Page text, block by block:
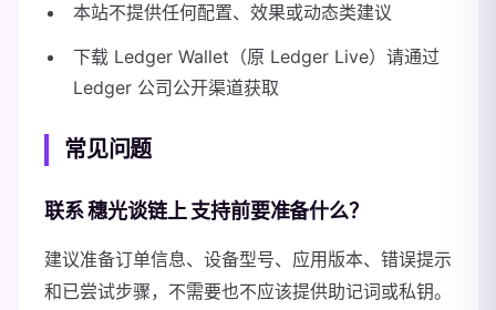
本站不提供任何配置、效果或动态类建议
下载 Ledger Wallet（原 Ledger Live）请通过
Ledger 公司公开渠道获取
常见问题
联系 穗光谈链上 支持前要准备什么？
建议准备订单信息、设备型号、应用版本、错误提示
和已尝试步骤，不需要也不应该提供助记词或私钥。